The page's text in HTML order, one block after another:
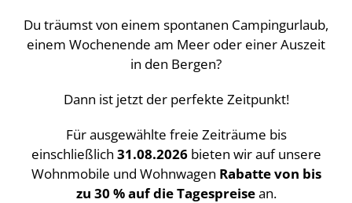
Du träumst von einem spontanen Campingurlaub,
einem Wochenende am Meer oder einer Auszeit
in den Bergen?
Dann ist jetzt der perfekte Zeitpunkt!
Für ausgewählte freie Zeiträume bis
einschließlich 31.08.2026bieten wir auf unsere
Wohnmobile und Wohnwagen Rabatte von bis
zu 30 % auf die Tagespreisean.